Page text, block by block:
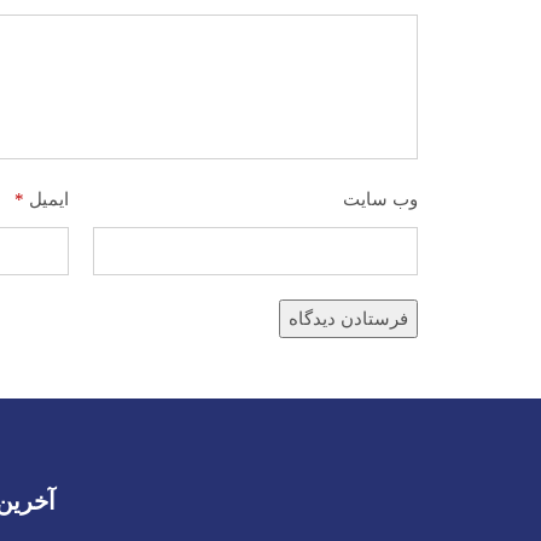
ایمیل * وب‌ سایت